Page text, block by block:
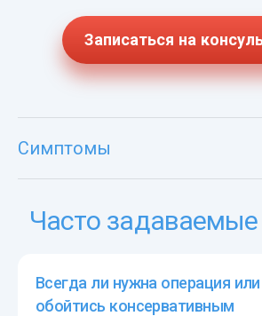
Записаться на
Симптомы
Часто
Всегда ли нужна операция
обойтись консервативным